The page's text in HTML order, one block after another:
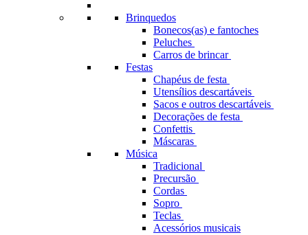
Brinquedos
Bonecos(as) e fantoches
Peluches
Carros de brincar
Festas
Chapéus de festa
Utensílios descartáveis
Sacos e outros descartáveis
Decorações de festa
Confettis
Máscaras
Música
Tradicional
Precursão
Cordas
Sopro
Teclas
Acessórios musicais